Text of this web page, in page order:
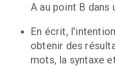
A au point B dans
En écrit,
obtenir des
mots, la syntaxe